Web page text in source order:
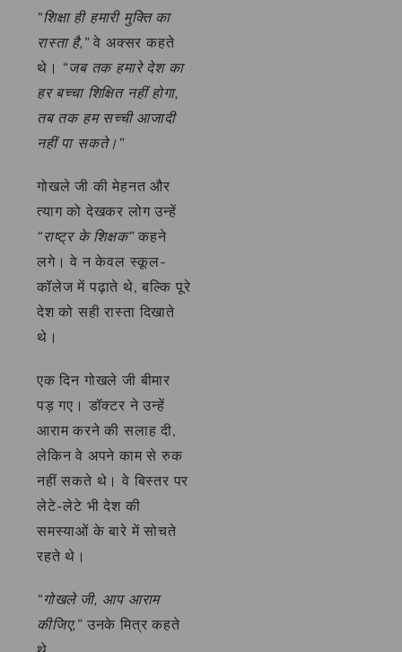
“शिक्षा ही हमारी मुक्ति का
रास्ता है,”वे अक्सर कहते
थे। “जब तक हमारे देश का
हर बच्चा शिक्षित नहीं होगा,
तब तक हम सच्ची आजादी
नहीं पा सकते।”
गोखले जी की मेहनत और
त्याग को देखकर लोग उन्हें
“राष्ट्र के शिक्षक”कहने
लगे। वे न केवल स्कूल-
कॉलेज में पढ़ाते थे, बल्कि पूरे
देश को सही रास्ता दिखाते
थे।
एक दिन गोखले जी बीमार
पड़ गए। डॉक्टर ने उन्हें
आराम करने की सलाह दी,
लेकिन वे अपने काम से रुक
नहीं सकते थे। वे बिस्तर पर
लेटे-लेटे भी देश की
समस्याओं के बारे में सोचते
रहते थे।
“गोखले जी, आप आराम
कीजिए,” उनके मित्र कहते